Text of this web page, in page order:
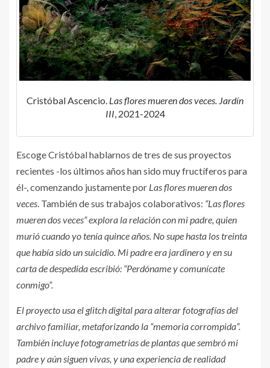
Cristóbal Ascencio. Las flores mueren dos veces. Jardín
III , 2021-2024
Escoge Cristóbal hablarnos de tres de sus proyectos
recientes -los últimos años han sido muy fructíferos para
él-, comenzando justamente por Las flores mueren dos
veces . También de sus trabajos colaborativos: “Las flores
mueren dos veces” explora la relación con mi padre, quien
murió cuando yo tenía quince años. No supe hasta los treinta
que había sido un suicidio. Mi padre era jardinero y en su
carta de despedida escribió: “Perdóname y comunícate
conmigo”.
El proyecto usa el glitch digital para alterar fotografías del
archivo familiar, metaforizando la “memoria corrompida”.
También incluye fotogrametrias de plantas que sembró mi
padre y aún siguen vivas, y una experiencia de realidad